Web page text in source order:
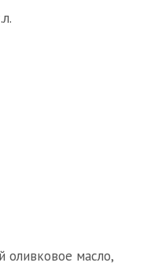
оливковое масло,